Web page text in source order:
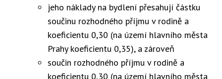
jeho náklady na bydlení přesahují částku
součinu rozhodného příjmu v rodině a
koeficientu 0,30 (na území hlavního města
Prahy koeficientu 0,35), a zároveň
součin rozhodného příjmu v rodině a
koeficientu 0,30 (na území hlavního města